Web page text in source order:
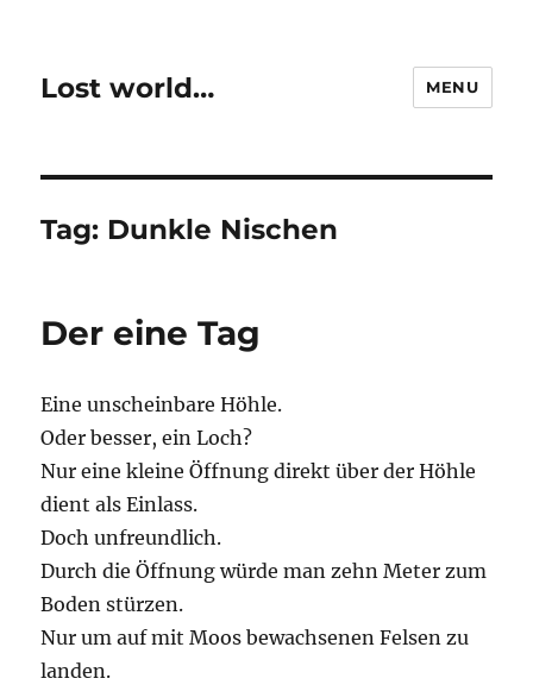
Lost world… MENU
Tag: Dunkle Nischen
Der eine Tag
Eine unscheinbare Höhle.
Oder besser, ein Loch?
Nur eine kleine Öffnung direkt über der Höhle
dient als Einlass.
Doch unfreundlich.
Durch die Öffnung würde man zehn Meter zum
Boden stürzen.
Nur um auf mit Moos bewachsenen Felsen zu
landen.